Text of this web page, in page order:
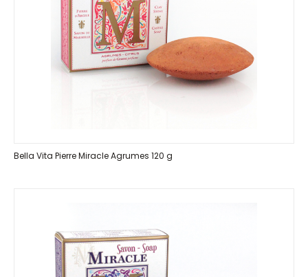
Bella Vita Pierre Miracle Agrumes 120 g